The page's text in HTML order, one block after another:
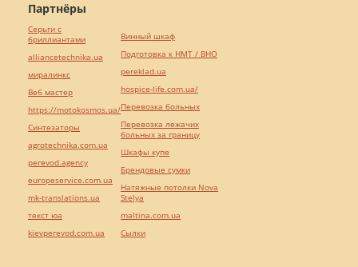
Партнёры
Серьги с
бриллиантами
alliancetechnika.ua
миралинкс
Веб мастер
https://motokosmos.ua/
Синтезаторы
agrotechnika.com.ua
perevod.agency
europeservice.com.ua
mk-translations.ua
текст юа
kievperevod.com.ua
Винный шкаф
Подготовка к НМТ / ВНО
pereklad.ua
hospice-life.com.ua/
Перевозка больных
Перевозка лежачих
больных за границу
Шкафы купе
Брендовые сумки
Натяжные потолки Nova
Stelya
maltina.com.ua
Cылки